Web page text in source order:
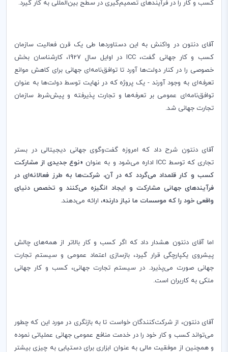
کسب و کار را در فرآیندهای تصمیم‌گیری در سطح بین‌المللی به کار گیرد.
آقای دنتون در واکنش به این دستاوردها طی یک قرن فعالیت سازمان
کسب و کار جهانی گفت، ICC
در اوایل سال 1927، کارشناسان بخش
خصوصی را در کنار دولت‌ها آورد تا توافق‌نامه‌ای جهانی برای کاهش موانع
تعرفه‌ای به وجود آورند - یک پروژه که در نهایت توسط دولت‌ها به عنوان
توافق‌نامه‌ای عمومی بر تعرفه‌ها و تجارت پذیرفته و پیش‌شرط سازمان
تجارت جهانی شد.
آقای دنتون شرح داد که امروزه گفت‌وگوی جهانی دیجیتالی در بستر
تجاری که توسط ICC اداره می‌شود و به عنوان «نوع جدیدی از مشارکت
کسب و کار قلمداد می‌گردد که در آن، شرکت‌ها به طرز فعالانه‌ای در
فرآیندهای جهانی مشارکت و ایجاد انگیزه می‌کنند و تخصص دنیای
واقعی خود را که موسسات ما نیاز دارند»، ارائه می‌دهند.
اما آقای دنتون هشدار داد که اگر کسب و کار بالاتر از همه‌های چالش
پیشروی یکپارچگی قرار گیرد، بازسازی اعتماد عمومی و سیستم تجارت
جهانی صورت می‌پذیرد. در سیستم تجارت جهانی، کسب و کار جهانی
متکی به کاربران است.
آقای دنتون، از شرکت‌کنندگان خواست تا به بازنگری در مورد این که چطور
می‌تواند کسب و کار خود را در خدمت منافع عمومی جهانی عملیاتی نموده
و همچنین از موفقیت مالی به عنوان ابزاری برای دستیابی به چیزی بیشتر